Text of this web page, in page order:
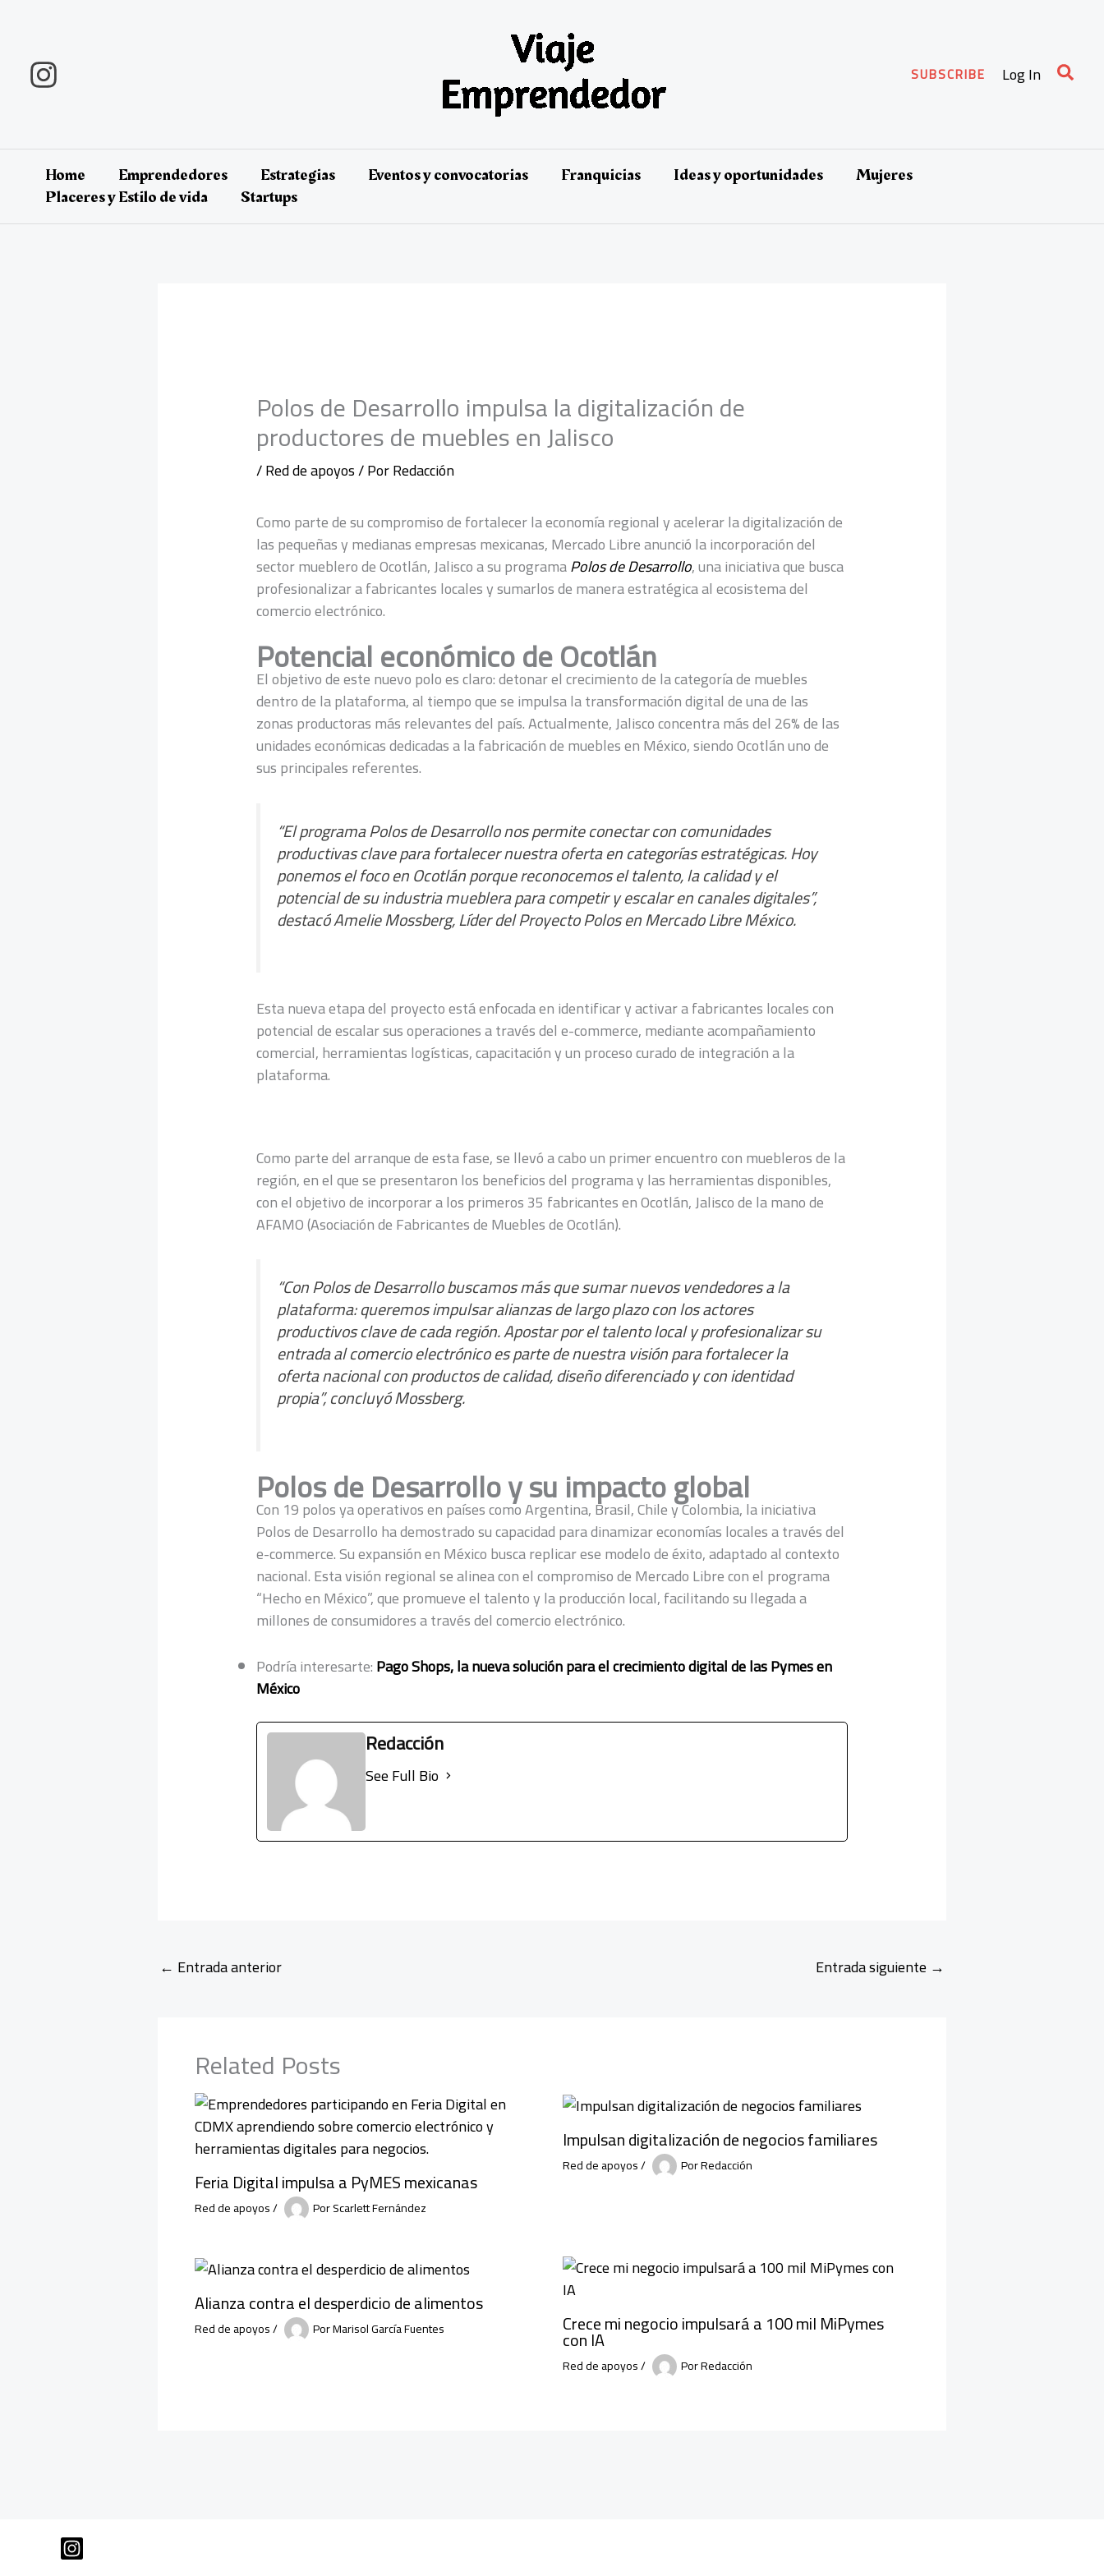
contenido
SUBSCRIBE Log In
Home Emprendedores Estrategias Eventos y convocatorias Franquicias Ideas y oportunidades
Mujeres
Placeres y Estilo de vida
Startups
Polos de Desarrollo impulsa la digitalización de
productores de muebles en Jalisco
/Red de apoyos/ PorRedacción
Como parte de su compromiso de fortalecer la economía regional y acelerar la digitalización de
las pequeñas y medianas empresas mexicanas, Mercado Libre anunció la incorporación del
sector mueblero de Ocotlán, Jalisco a su programaPolos de Desarrollo, una iniciativa que busca
profesionalizar a fabricantes locales y sumarlos de manera estratégica al ecosistema del
comercio electrónico.
Potencial económico de Ocotlán
El objetivo de este nuevo polo es claro: detonar el crecimiento de la categoría de muebles
dentro de la plataforma, al tiempo que se impulsa la transformación digital de una de las
zonas productoras más relevantes del país. Actualmente, Jalisco concentra más del 26% de las
unidades económicas dedicadas a la fabricación de muebles en México, siendo Ocotlán uno de
sus principales referentes.
“El programa Polos de Desarrollo nos permite conectar con comunidades
productivas clave para fortalecer nuestra oferta en categorías estratégicas. Hoy
ponemos el foco en Ocotlán porque reconocemos el talento, la calidad y el
potencial de su industria mueblera para competir y escalar en canales digitales”,
destacó Amelie Mossberg, Líder del Proyecto Polos en Mercado Libre México.
Esta nueva etapa del proyecto está enfocada en identificar y activar a fabricantes locales con
potencial de escalar sus operaciones a través del e-commerce, mediante acompañamiento
comercial, herramientas logísticas, capacitación y un proceso curado de integración a la
plataforma.
Como parte del arranque de esta fase, se llevó a cabo un primer encuentro con muebleros de la
región, en el que se presentaron los beneficios del programa y las herramientas disponibles,
con el objetivo de incorporar a los primeros 35 fabricantes en Ocotlán, Jalisco de la mano de
AFAMO (Asociación de Fabricantes de Muebles de Ocotlán).
“Con Polos de Desarrollo buscamos más que sumar nuevos vendedores a la
plataforma: queremos impulsar alianzas de largo plazo con los actores
productivos clave de cada región. Apostar por el talento local y profesionalizar su
entrada al comercio electrónico es parte de nuestra visión para fortalecer la
oferta nacional con productos de calidad, diseño diferenciado y con identidad
propia”, concluyó Mossberg.
Polos de Desarrollo y su impacto global
Con 19 polos ya operativos en países como Argentina, Brasil, Chile y Colombia, la iniciativa
Polos de Desarrollo ha demostrado su capacidad para dinamizar economías locales a través del
e-commerce. Su expansión en México busca replicar ese modelo de éxito, adaptado al contexto
nacional. Esta visión regional se alinea con el compromiso de Mercado Libre con el programa
“Hecho en México”, que promueve el talento y la producción local, facilitando su llegada a
millones de consumidores a través del comercio electrónico.
Podría interesarte:Pago Shops, la nueva solución para el crecimiento digital de las Pymes en
México
Redacción
See Full Bio
← Entrada anterior Entrada siguiente →
Related Posts
Feria Digital impulsa a PyMES mexicanas
Red de apoyos/ PorScarlett Fernández
Impulsan digitalización de negocios familiares
Red de apoyos/ PorRedacción
Alianza contra el desperdicio de alimentos
Red de apoyos/ PorMarisol García Fuentes Crece mi negocio impulsará a 100 mil MiPymes
con IA
Red de apoyos/ PorRedacción